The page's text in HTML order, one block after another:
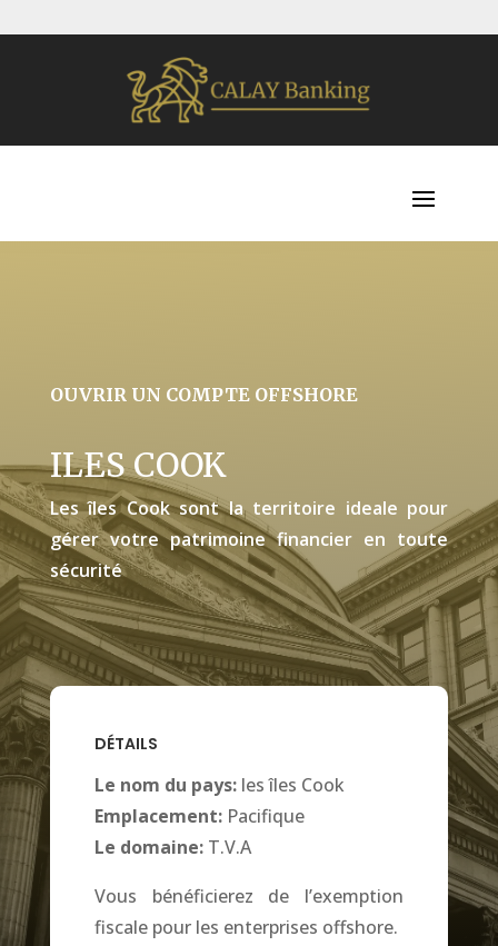
OUVRIR UN COMPTE OFFSHORE
ILES COOK
Les îles Cook sont la territoire ideale pour
gérer votre patrimoine financier en toute
sécurité
DÉTAILS
Le nom du pays:les îles Cook
Emplacement:Pacifique
Le domaine:T.V.A
Vous bénéficierez de l’exemption
fiscale pour les enterprises offshore.